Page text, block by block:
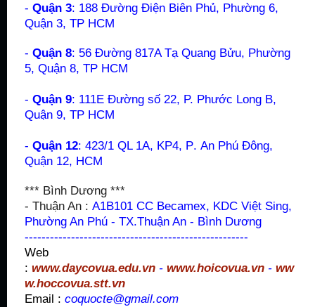
- Quận 3: 188 Đường Điện Biên Phủ, Phường 6,
Quận 3, TP HCM
- Quận 8: 56 Đường 817A Tạ Quang Bửu, Phường
5, Quận 8, TP HCM
- Quận 9: 111E Đường số 22, P. Phước Long B,
Quận 9, TP HCM
- Quận 12: 423/1 QL 1A, KP4, P. An Phú Đông,
Quận 12, HCM
*** Bình Dương ***
- Thuận An : A1B101 CC Becamex, KDC Việt Sing,
Phường An Phú - TX.Thuận An - Bình Dương
-----------------------------------------------------
Web
: www.daycovua.edu.vn - www.hoicovua.vn - ww
w.hoccovua.stt.vn
Email : coquocte@gmail.com